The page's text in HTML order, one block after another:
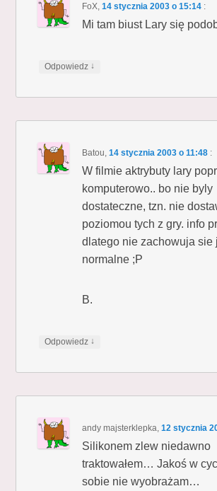
FoX,14 stycznia 2003 o 15:14 :
Mi tam biust Lary się
Odpowiedz ↓
Batou,14 stycznia 2003 o 11:48 :
W filmie aktrybuty lary
komputerowo.. bo nie byly
dostateczne, tzn. nie
poziomou tych z gry. info
dlatego nie zachowuja sie
normalne ;P
B.
Odpowiedz ↓
andy majsterklepka,12 stycznia
Silikonem zlew niedawno
traktowałem… Jakoś w
sobie nie wyobrażam…